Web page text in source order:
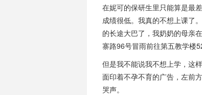
在妮可的保研生里只能算是最
成绩很低。我真的不想上课了
的长途大巴了，我奶奶的母亲
寨路96号冒雨前往第五教学楼
但是我不能说我不想上学，这
面印着不孕不育的广告，左前
哭声。